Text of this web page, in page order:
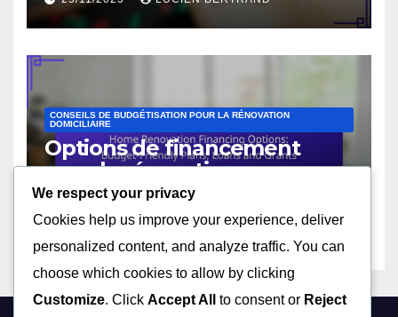
CONSEILS DE BUDGÉTISATION POUR LA RÉNOVATION
DOMICILIAIRE
Options de financement
pour la rénovation
domiciliaire : plans
économiques, prêts et
subventions
21/11/2025 LUCIEN BERTRAND
We respect your privacy
Cookies help us improve your experience, deliver
personalized content, and analyze traffic. You can
choose which cookies to allow by clicking
Customize. Click Accept All to consent or Reject